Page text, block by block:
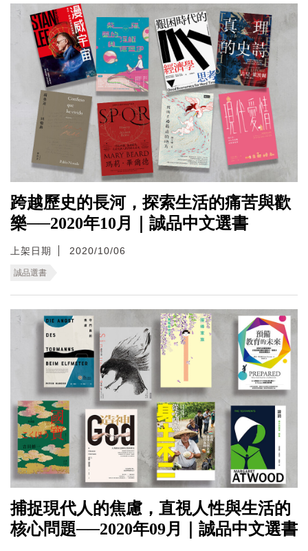
跨越歷史的長河，探索生活的痛苦與歡
樂──2020年10月｜誠品中文選書
上架日期 2020/10/06
誠品選書
捕捉現代人的焦慮，直視人性與生活的
核心問題──2020年09月｜誠品中文選書